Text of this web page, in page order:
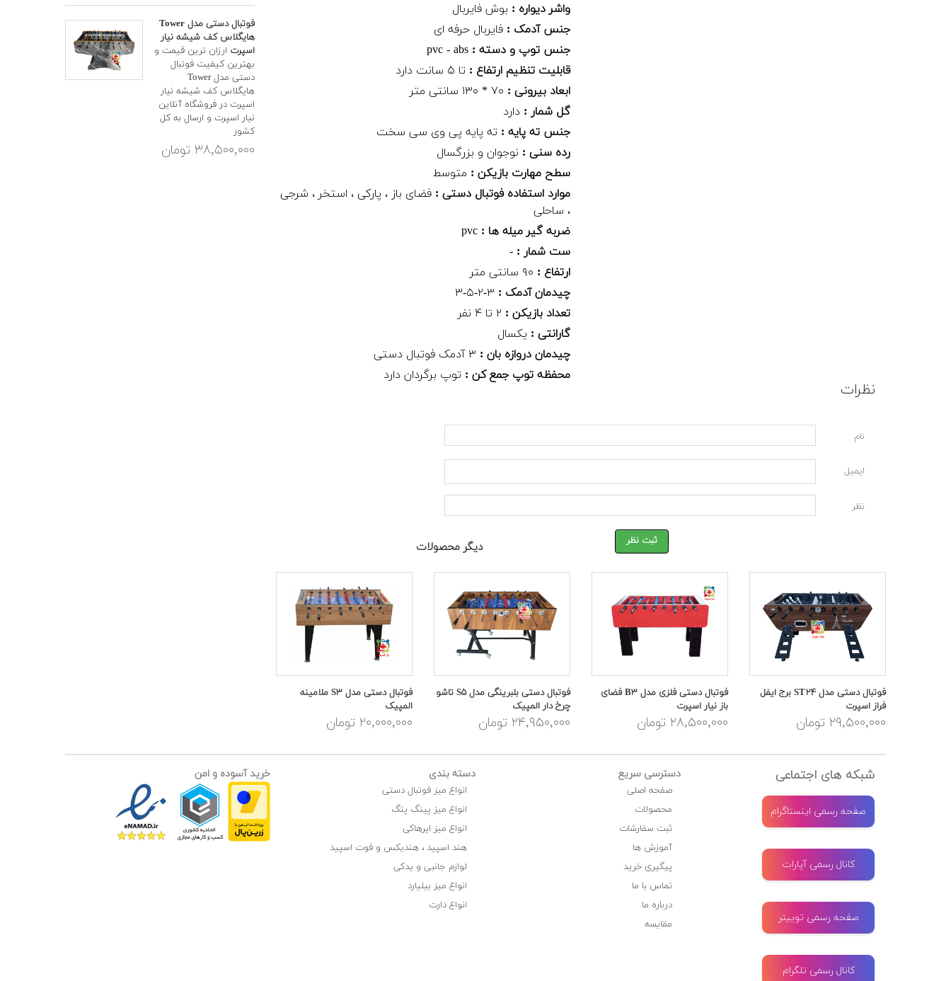
واشر دیواره : بوش فایربال
جنس آدمک :فایربال حرفه ای
جنس توپ و دسته :pvc - abs
قابلیت تنظیم ارتفاع : تا ۵ سانت دارد
ابعاد بیرونی : ۷۰ * ۱۳۰ سانتی متر
گل شمار :دارد
جنس ته پایه : ته پایه پی وی سی سخت
رده سنی : نوجوان و بزرگسال
سطح مهارت بازیکن : متوسط
موارد استفاده فوتبال دستی :فضای باز ، پارکی ، استخر ، شرجی
، ساحلی
ضربه گیر میله ها :pvc
ست شمار :-
ارتفاع : ۹۰ سانتی متر
چیدمان آدمک : ۳-۲-۵-۳
تعداد بازیکن : ۲ تا ۴ نفر
گارانتی : یکسال
چیدمان دروازه بان : ۳ آدمک فوتبال دستی
محفظه توپ جمع کن : توپ برگردان دارد
نظرات
نام
ایمیل
نظر
ثبت نظر دیگر محصولات
فوتبال دستی مدل ST۲۴ برج ایفل
فراز اسپرت
۲۹,۵۰۰,۰۰۰ تومان
فوتبال دستی فلزی مدل B۳ فضای
باز نیار اسپرت
۲۸,۵۰۰,۰۰۰ تومان
فوتبال دستی بلبرینگی مدل S۵ تاشو
چرخ دار المپیک
۲۴,۹۵۰,۰۰۰ تومان
فوتبال دستی مدل S۳ ملامینه
المپیک
۲۰,۰۰۰,۰۰۰ تومان
فوتبال دستی مدل Tower
هایگلاس کف شیشه نیار
اسپرت ارزان ترین قیمت و
بهترین کیفیت فوتبال
دستی مدل Tower
هایگلاس کف شیشه نیار
اسپرت در فروشگاه آنلاین
نیار اسپرت و ارسال به کل
کشور
۳۸,۵۰۰,۰۰۰ تومان
شبکه های اجتماعی
صفحه رسمی اینستاگرام
کانال رسمی آپارات
صفحه رسمی توییتر
کانال رسمی تلگرام
دسترسی سریع
صفحه اصلی
محصولات
ثبت سفارشات
آموزش ها
پیگیری خرید
تماس با ما
درباره ما
مقایسه
دسته بندی
انواع میز فوتبال دستی
انواع میز پینگ پنگ
انواع میز ایرهاکی
هند اسپید ، هندیکس و فوت اسپید
لوازم جانبی و یدکی
انواع میز بیلیارد
انواع دارت
خرید آسوده و امن